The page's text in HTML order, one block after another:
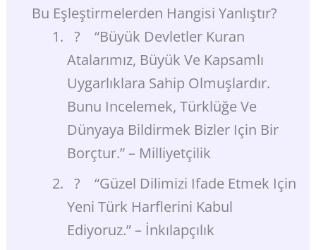
Bu Eşleştirmelerden Hangisi Yanlıştır?
? “Büyük Devletler Kuran
Atalarımız, Büyük Ve Kapsamlı
Uygarlıklara Sahip Olmuşlardır.
Bunu Incelemek, Türklüğe Ve
Dünyaya Bildirmek Bizler Için Bir
Borçtur.” – Milliyetçilik
? “Güzel Dilimizi Ifade Etmek Için
Yeni Türk Harflerini Kabul
Ediyoruz.” – İnkılapçılık